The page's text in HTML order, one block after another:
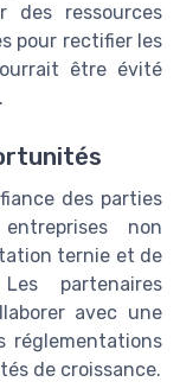
des ressources
pour rectifier les
être évité
des parties
non
ternie et de
partenaires
avec une
réglementations
de croissance.